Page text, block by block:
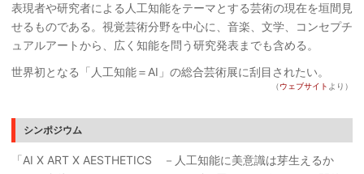
表現者や研究者による人工知能をテーマとする芸術の現在を垣間見
せるものである。視覚芸術分野を中心に、音楽、文学、コンセプチ
ュアルアートから、広く知能を問う研究発表までも含める。
世界初となる「人工知能＝AI」の総合芸術展に刮目されたい。
（ウェブサイト より）
シンポジウム
「AI X ART X AESTHETICS －人工知能に美意識は芽生えるか